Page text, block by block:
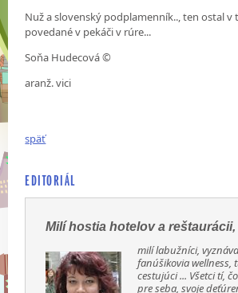
Nuž a slovenský podplamenník.., ten ostal v
povedané v pekáči v rúre...
Soňa Hudecová ©
aranž. vici
späť
EDITORIÁL
Milí hostia hotelov a reštaurácii,
milí labužníci,
fanúšikovia
cestujúci ... Všetci tí,
pre seba, svoje